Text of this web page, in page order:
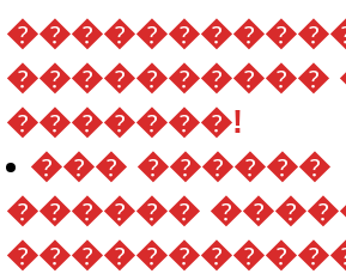
����������
�������!
��� ������
������